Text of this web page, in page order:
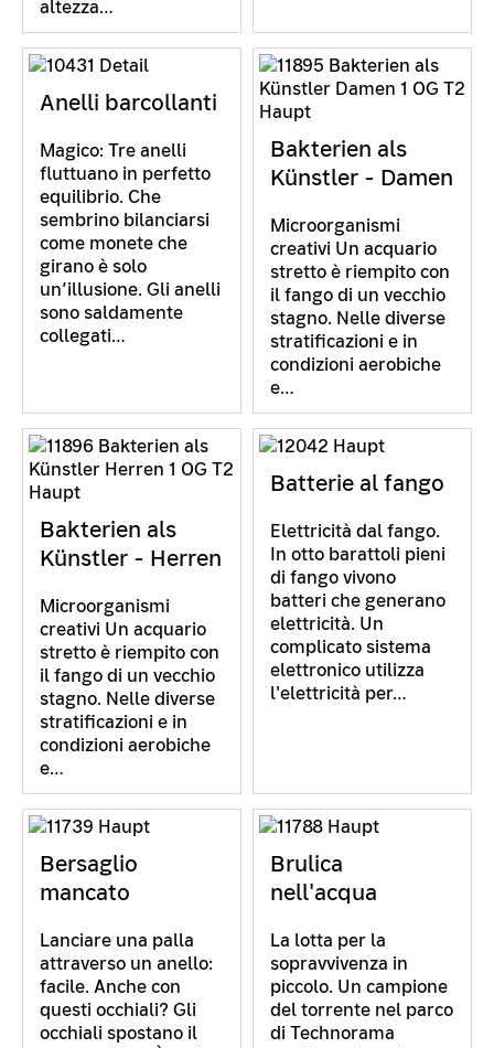
altezza…
Anelli barcollanti
Magico: Tre anelli
fluttuano in perfetto
equilibrio. Che
sembrino bilanciarsi
come monete che
girano è solo
un’illusione. Gli anelli
sono saldamente
collegati…
Bakterien als
Künstler - Damen
Microorganismi
creativi Un acquario
stretto è riempito con
il fango di un vecchio
stagno. Nelle diverse
stratificazioni e in
condizioni aerobiche
e…
Bakterien als
Künstler - Herren
Microorganismi
creativi Un acquario
stretto è riempito con
il fango di un vecchio
stagno. Nelle diverse
stratificazioni e in
condizioni aerobiche
e…
Batterie al fango
Elettricità dal fango.
In otto barattoli pieni
di fango vivono
batteri che generano
elettricità. Un
complicato sistema
elettronico utilizza
l'elettricità per…
Bersaglio
mancato
Lanciare una palla
attraverso un anello:
facile. Anche con
questi occhiali? Gli
occhiali spostano il
Brulica
nell'acqua
La lotta per la
sopravvivenza in
piccolo. Un campione
del torrente nel parco
di Technorama